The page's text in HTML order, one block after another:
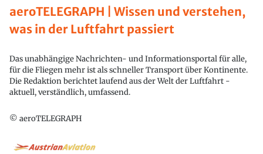
aeroTELEGRAPH | Wissen und verstehen,
was in der Luftfahrt passiert
Das unabhängige Nachrichten- und Informationsportal für alle,
für die Fliegen mehr ist als schneller Transport über Kontinente.
Die Redaktion berichtet laufend aus der Welt der Luftfahrt -
aktuell, verständlich, umfassend.
© aeroTELEGRAPH